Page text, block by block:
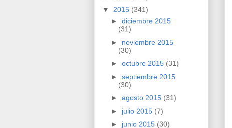
▼ 2015 (341)
► diciembre 2015
(31)
► noviembre 2015
(30)
► octubre 2015 (31)
► septiembre 2015
(30)
► agosto 2015 (31)
► julio 2015 (7)
► junio 2015 (30)